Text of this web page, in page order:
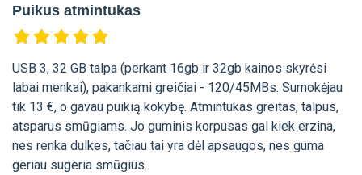
Puikus atmintukas
USB 3, 32 GB talpa (perkant 16gb ir 32gb kainos skyrėsi
labai menkai), pakankami greičiai - 120/45MBs. Sumokėjau
tik 13 €, o gavau puikią kokybę. Atmintukas greitas, talpus,
atsparus smūgiams. Jo guminis korpusas gal kiek erzina,
nes renka dulkes, tačiau tai yra dėl apsaugos, nes guma
geriau sugeria smūgius.